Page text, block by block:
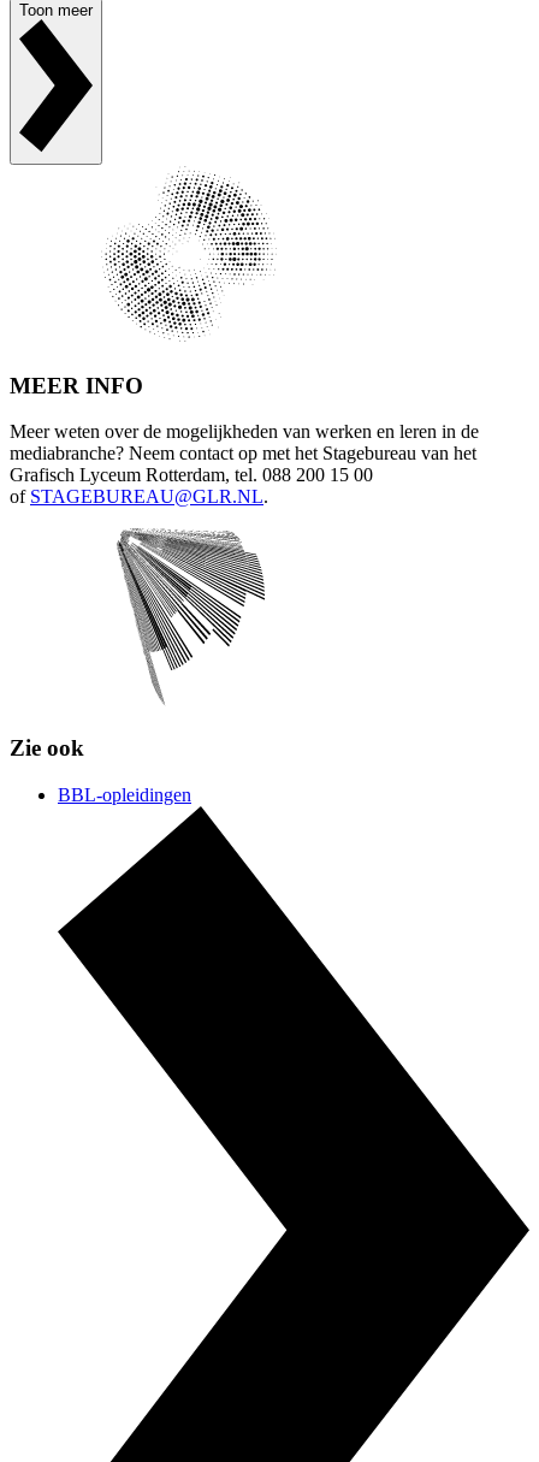
Toon meer
MEER INFO
Meer weten over de mogelijkheden van werken en leren in de
mediabranche? Neem contact op met het Stagebureau van het
Grafisch Lyceum Rotterdam, tel. 088 200 15 00
of STAGEBUREAU@GLR.NL.
Zie ook
BBL-opleidingen